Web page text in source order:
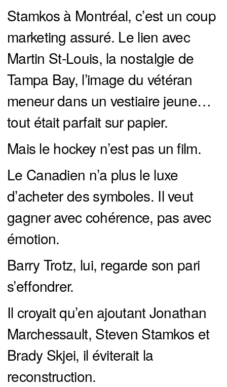
Stamkos à Montréal, c’est un coup
marketing assuré. Le lien avec
Martin St-Louis, la nostalgie de
Tampa Bay, l’image du vétéran
meneur dans un vestiaire jeune…
tout était parfait sur papier.
Mais le hockey n’est pas un film.
Le Canadien n’a plus le luxe
d’acheter des symboles. Il veut
gagner avec cohérence, pas avec
émotion.
Barry Trotz, lui, regarde son pari
s’effondrer.
Il croyait qu’en ajoutant Jonathan
Marchessault, Steven Stamkos et
Brady Skjei, il éviterait la
reconstruction.